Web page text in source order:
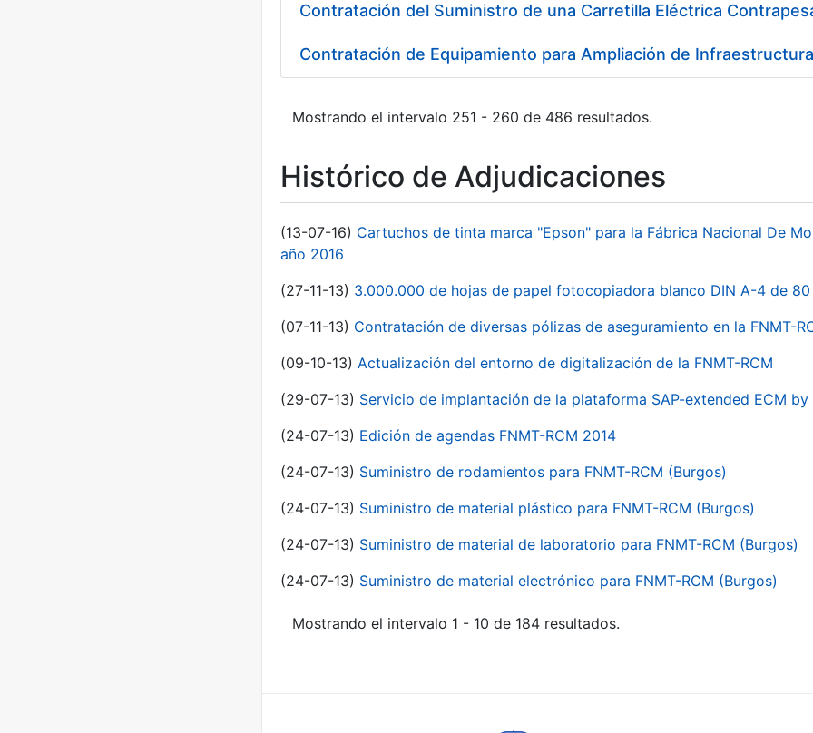
Contratación del Suministro de una Carretilla Eléctrica
Contratación de Equipamiento para Ampliación de
Mostrando el intervalo 251 - 260 de 486 resultados.
Histórico de Adjudicaciones
(13-07-16) Cartuchos de tinta marca "Epson" para la Fábrica Nacional De
año 2016
(27-11-13) 3.000.000 de hojas de papel fotocopiadora blanco DIN A-4 de 80
(07-11-13) Contratación de diversas pólizas de aseguramiento en la FNMT-
(09-10-13) Actualización del entorno de digitalización de la FNMT-RCM
(29-07-13) Servicio de implantación de la plataforma SAP-extended ECM by
(24-07-13) Edición de agendas FNMT-RCM 2014
(24-07-13) Suministro de rodamientos para FNMT-RCM (Burgos)
(24-07-13) Suministro de material plástico para FNMT-RCM (Burgos)
(24-07-13) Suministro de material de laboratorio para FNMT-RCM (Burgos)
(24-07-13) Suministro de material electrónico para FNMT-RCM (Burgos)
Mostrando el intervalo 1 - 10 de 184 resultados.